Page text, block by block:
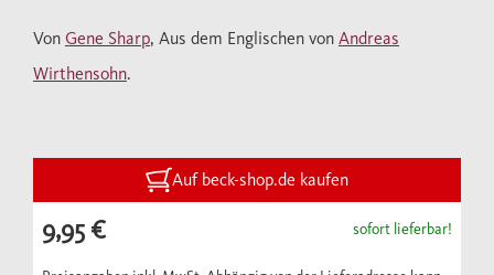
Demokratiebewegung in Myanmar (Birma)
geschrieben, und besonders bei der
übersetzter Klassiker der
Befreiungsliteratur: Ein Lehrbuch zum
gewaltlosen Sturz von Diktaturen.
Von Gene Sharp, Aus dem Englischen von Andreas
Wirthensohn.
Auf beck-shop.de kaufen
9,95 € sofort lieferbar!